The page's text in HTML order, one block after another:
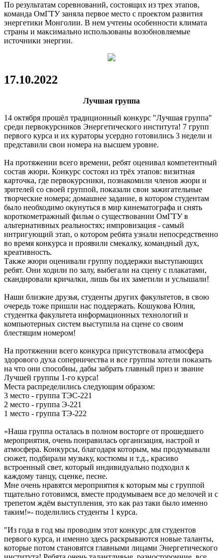
По результатам соревнований, состоящих из трех этапов,
команда ОмГТУ заняла первое место с проектом развития
энергетики Монголии. В нем учтены особенности климата
страны и максимально использованы возобновляемые
источники энергии.
17.10.2022
Лучшая группа
14 октября прошёл традиционный конкурс "Лучшая группа"
среди первокурсников Энергетического института! 7 групп
первого курса и их кураторы усердно готовились 3 недели и
представили свои номера на высшем уровне.
На протяжении всего времени, ребят оценивал компетентный
состав жюри. Конкурс состоял из трёх этапов: визитная
карточка, где первокурсники, познакомили членов жюри и
зрителей со своей группой, показали свои зажигательные
творческие номера; домашнее задание, в котором студентам
было необходимо окунуться в мир кинематографа и снять
короткометражный фильм о существовании ОмГТУ в
альтернативных реальностях; импровизация - самый
интригующий этап, о котором ребята узнали непосредственно
во время конкурса и проявили смекалку, командный дух,
креативность.
Также жюри оценивали группу поддержки выступающих
ребят. Они ходили по залу, выбегали на сцену с плакатами,
скандировали кричалки, лишь бы их заметили и услышали!
Наши близкие друзья, студенты других факультетов, в свою
очередь тоже пришли нас поддержать. Кошукова Юлия,
студентка факультета информационных технологий и
компьютерных систем выступила на сцене со своим
блестящим номером!
На протяжении всего конкурса присутствовала атмосфера
здорового духа соперничества и все группы хотели показать
на что они способны, дабы забрать главный приз и звание
Лучшей группы 1-го курса!
Места распределились следующим образом:
3 место - группа ТЭС-221
2 место - группа Э-221
1 место - группа ТЭ-222
«Наша группа осталась в полном восторге от прошедшего
мероприятия, очень понравилась организация, настрой и
атмосфера. Конкурсы, благодаря которым, мы продумывали
сюжет, подбирали музыку, костюмы и т.д., красиво
встроенный свет, который индивидуально подходил к
каждому танцу, сценке, песне.
Мне очень нравятся мероприятия к которым мы с группой
тщательно готовимся, вместе продумываем все до мелочей и с
трепетом ждём выступления, это как раз таки было именно
таким!»- поделились студенты 1 курса.
"Из года в год мы проводим этот конкурс для студентов
первого курса, и именно здесь раскрываются новые таланты,
которые потом становятся главными лицами Энергетического